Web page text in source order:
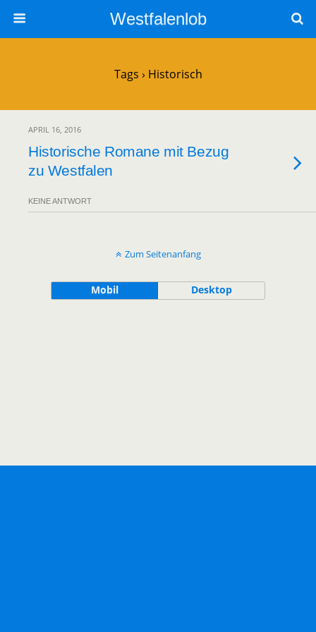
Westfalenlob
Tags › Historisch
APRIL 16, 2016
Historische Romane mit Bezug
zu Westfalen
KEINE ANTWORT
Zum Seitenanfang
Mobil Desktop